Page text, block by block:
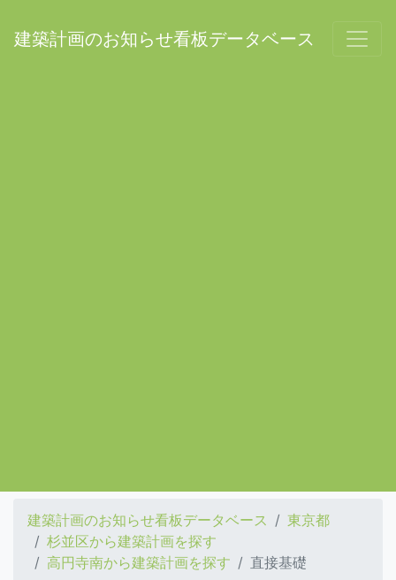
建築計画のお知らせ看板データベース
建築計画のお知らせ看板データベース
東京都
杉並区から建築計画を探す
高円寺南から建築計画を探す
直接基礎